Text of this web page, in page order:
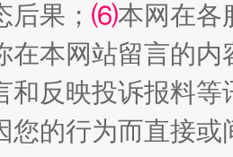
果； ⑹本网在各
在本网站留言的内
和反映投诉报料
您的行为而直接